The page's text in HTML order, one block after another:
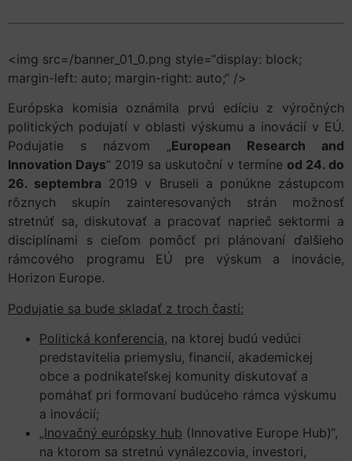
<img src=/banner_01_0.png style=“display: block;
margin-left: auto; margin-right: auto;“ />
Európska komisia oznámila prvú edíciu z výročných
politických podujatí v oblasti výskumu a inovácií v EÚ.
Podujatie s názvom „European Research and
Innovation Days“ 2019 sa uskutoční v termíne od 24. do
26. septembra 2019 v Bruseli a ponúkne zástupcom
rôznych skupín zainteresovaných strán možnosť
stretnúť sa, diskutovať a pracovať naprieč sektormi a
disciplínami s cieľom pomôcť pri plánovaní ďalšieho
rámcového programu EÚ pre výskum a inovácie,
Horizon Europe.
Podujatie sa bude skladať z troch častí:
Politická konferencia, na ktorej budú vedúci
predstavitelia priemyslu, financií, akademickej
obce a podnikateľskej komunity diskutovať a
pomáhať pri formovaní budúceho rámca výskumu
a inovácií;
„Inovačný európsky hub (Innovative Europe Hub)“,
na ktorom sa stretnú vynálezcovia, investori,